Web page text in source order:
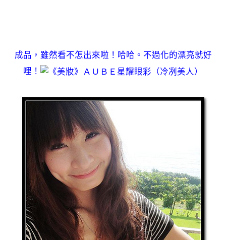
成品，雖然看不怎出來啦！哈哈。不過化的漂亮就好
哩！